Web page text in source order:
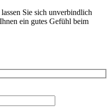
Sie sich unverbindlich
ein gutes Gefühl beim